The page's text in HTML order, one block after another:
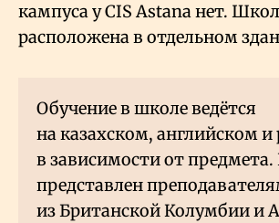
кампуса у CIS Astana нет.
расположена в отдельном
Обучение в школе ведётся
на казахском, английском и
в зависимости от предмета.
представлен
из Британской Колумбии и